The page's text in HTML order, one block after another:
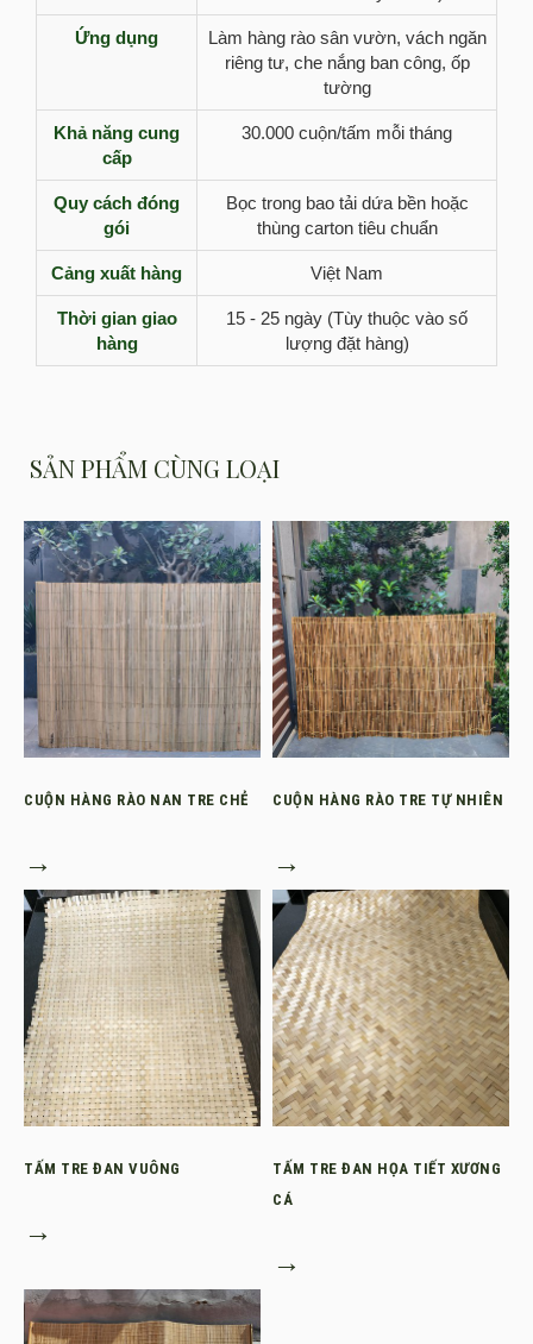
Ứng dụng
Làm hàng rào sân vườn, vách ngăn
riêng tư, che nắng ban công, ốp
tường
Khả năng cung
cấp
30.000 cuộn/tấm mỗi tháng
Quy cách đóng
gói
Bọc trong bao tải dứa bền hoặc
thùng carton tiêu chuẩn
Cảng xuất hàng Việt Nam
Thời gian giao
hàng
15 - 25 ngày (Tùy thuộc vào số
lượng đặt hàng)
SẢN PHẨM CÙNG LOẠI
CUỘN HÀNG RÀO NAN TRE CHẺ
→
CUỘN HÀNG RÀO TRE TỰ NHIÊN
→
TẤM TRE ĐAN VUÔNG
→
TẤM TRE ĐAN HỌA TIẾT XƯƠNG
CÁ
→